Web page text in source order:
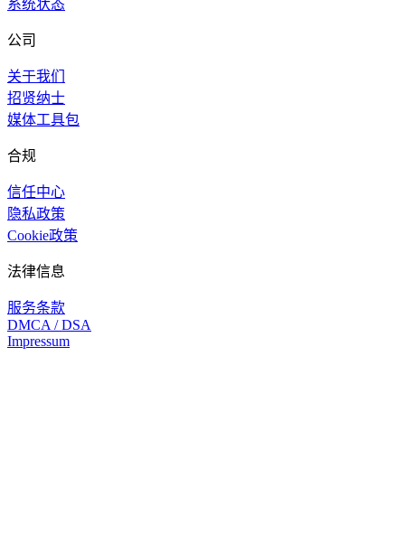
系统状态
公司
关于我们
招贤纳士
媒体工具包
合规
信任中心
隐私政策
Cookie政策
法律信息
服务条款
DMCA / DSA
Impressum